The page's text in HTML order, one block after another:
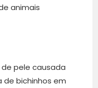
animais
pele causada
de bichinhos em